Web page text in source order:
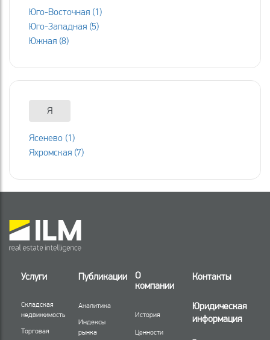
Юго-Восточная (1)
Юго-Западная (5)
Южная (8)
Я
Ясенево (1)
Яхромская (7)
Услуги
Складская
недвижимость
Торговая
Публикации
Аналитика
Индексы
рынка
О
компании
История
Ценности
Контакты
Юридическая
информация